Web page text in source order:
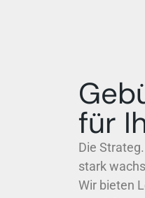
für
Die
stark
Wir bieten